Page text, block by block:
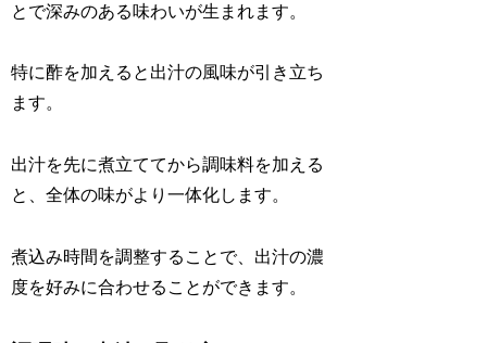
とで深みのある味わいが生まれます。
特に酢を加えると出汁の風味が引き立ち
ます。
出汁を先に煮立ててから調味料を加える
と、全体の味がより一体化します。
煮込み時間を調整することで、出汁の濃
度を好みに合わせることができます。